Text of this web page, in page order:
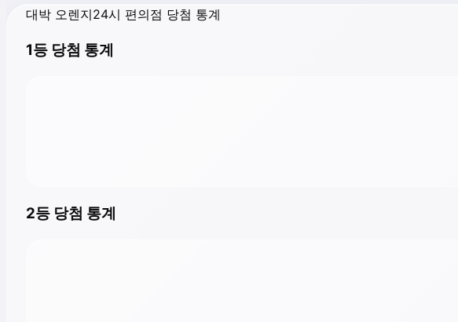
대박 오렌지24시 편의점 당첨 통계
1등 당첨 통계
2등 당첨 통계